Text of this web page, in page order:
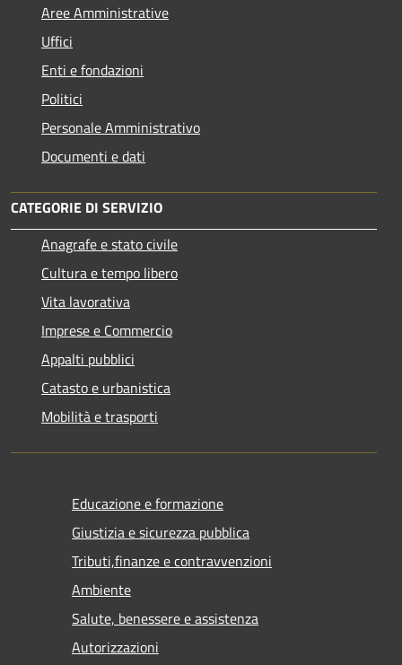
Aree Amministrative
Uffici
Enti e fondazioni
Politici
Personale Amministrativo
Documenti e dati
CATEGORIE DI SERVIZIO
Anagrafe e stato civile
Cultura e tempo libero
Vita lavorativa
Imprese e Commercio
Appalti pubblici
Catasto e urbanistica
Mobilità e trasporti
Educazione e formazione
Giustizia e sicurezza pubblica
Tributi,finanze e contravvenzioni
Ambiente
Salute, benessere e assistenza
Autorizzazioni